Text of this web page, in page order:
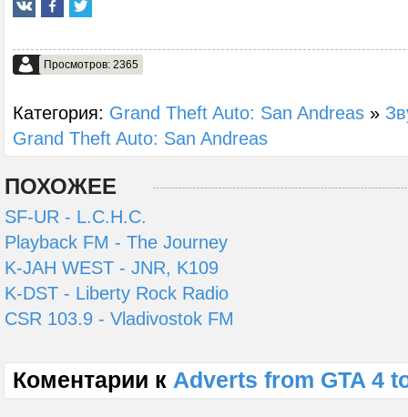
Просмотров: 2365
Категория: Grand Theft Auto: San Andreas »
Grand Theft Auto: San Andreas
ПОХОЖЕЕ
SF-UR - L.C.H.C.
Playback FM - The Journey
K-JAH WEST - JNR, K109
K-DST - Liberty Rock Radio
CSR 103.9 - Vladivostok FM
Коментарии к Adverts from GTA 4